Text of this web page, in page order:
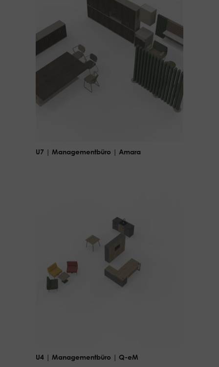
U7 | Managementbüro | Amara
U4 | Managementbüro | Q-eM